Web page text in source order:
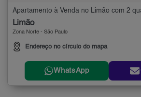
Apartamento à Venda no Limão com 2
Limão
Zona Norte - São Paulo
Endereço no círculo do mapa
WhatsApp